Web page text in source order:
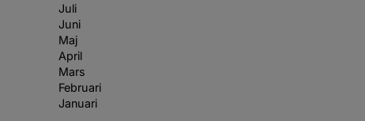
Juli
Juni
Maj
April
Mars
Februari
Januari